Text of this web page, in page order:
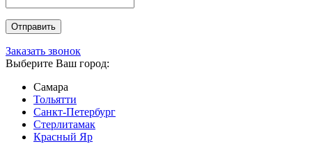
Заказать звонок
Выберите Ваш город:
Самара
Тольятти
Санкт-Петербург
Стерлитамак
Красный Яр